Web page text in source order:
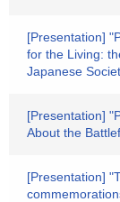
[Presentation]
for the Living:
Japanese
[Presentation]
About the
[Presentation]